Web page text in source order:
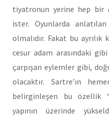
tiyatronun yerine hep bir
ister. Oyunlarda
olmalıdır. Fakat bu
cesur adam arasındaki
çarpışan eylemler gibi,
olacaktır. Sartre’ın
belirginleşen bu özellik
yapının üzerinde